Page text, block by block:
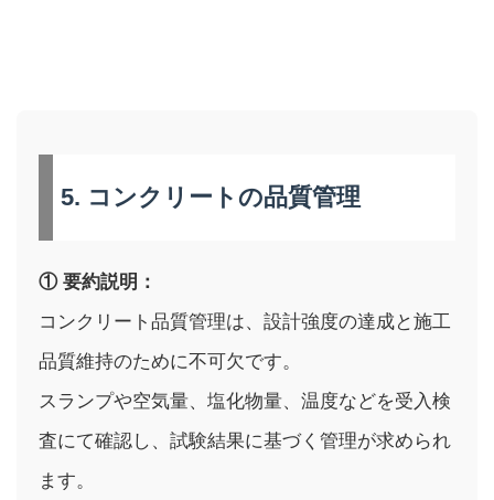
5. コンクリートの品質管理
① 要約説明：
コンクリート品質管理は、設計強度の達成と施工
品質維持のために不可欠です。
スランプや空気量、塩化物量、温度などを受入検
査にて確認し、試験結果に基づく管理が求められ
ます。